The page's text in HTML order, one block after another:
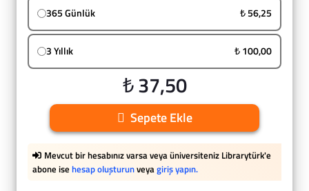
365 Günlük ₺ 56,25
3 Yıllık ₺ 100,00
₺ 37,50
Sepete Ekle
Mevcut bir hesabınız varsa veya üniversiteniz Librarytürk'e
abone ise hesap oluşturunveyagiriş yapın.